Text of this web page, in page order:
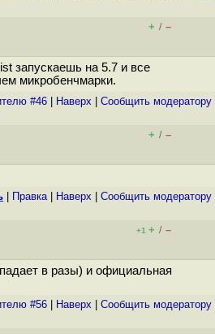
+ / –
запускаешь на 5.7 и все
микробенчмарки.
#46 Наверх Cообщить модератору
+ / –
Правка| Наверх Cообщить модератору
+1 + / –
в разы) и официальная
#56 Наверх Cообщить модератору